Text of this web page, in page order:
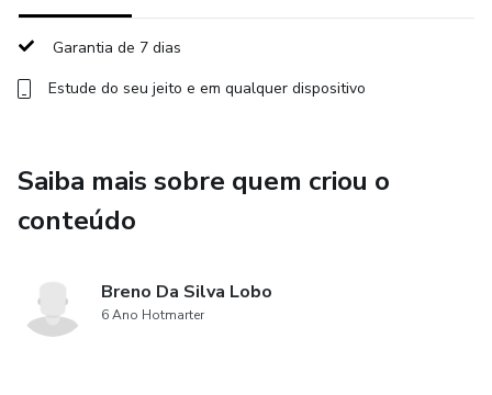
Garantia de 7 dias
Estude do seu jeito e em qualquer dispositivo
Saiba mais sobre quem criou o
conteúdo
Breno Da Silva Lobo
6 Ano Hotmarter